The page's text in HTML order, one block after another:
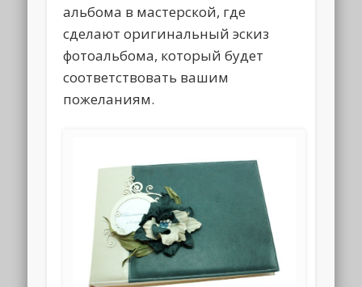
альбома в мастерской, где
сделают оригинальный эскиз
фотоальбома, который будет
соответствовать вашим
пожеланиям.